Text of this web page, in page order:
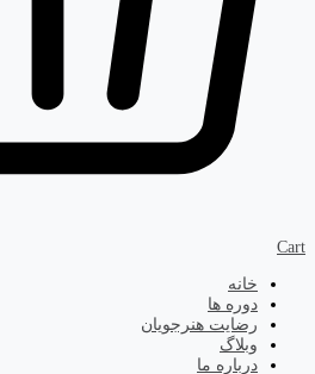
Cart
خانه
دوره ها
رضایت هنرجویان
وبلاگ
درباره ما